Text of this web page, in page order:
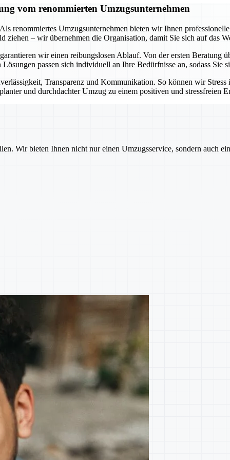
vom renommierten Umzugsunternehmen
renommiertes Umzugsunternehmen bieten wir Ihnen
ziehen – wir übernehmen die Organisation, damit Sie sich auf das
wir einen reibungslosen Ablauf. Von der ersten Beratung
passen sich individuell an Ihre Bedürfnisse an, sodass Sie
Transparenz und Kommunikation. So können wir
und durchdachter Umzug zu einem positiven und stressfreien
Wir bieten Ihnen nicht nur einen Umzugsservice, sondern auch